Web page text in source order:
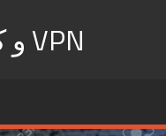
VPN و کریو با کیفیت